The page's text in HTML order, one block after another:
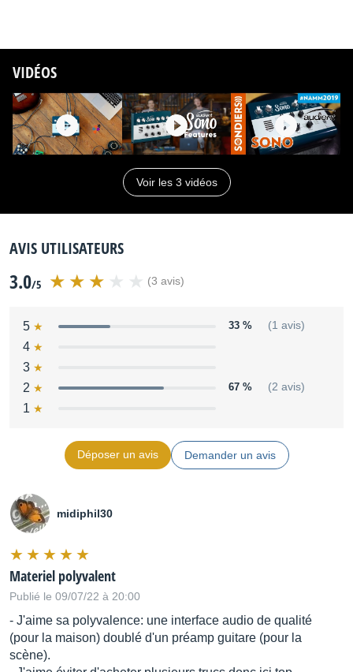
VIDÉOS
Voir les 3 vidéos
AVIS UTILISATEURS
3.0/5 (3 avis)
5 33 % (1 avis)
4
3
2
67 % (2 avis)
1
Déposer un avis Demander un avis
midiphil30
Materiel polyvalent
Publié le 09/07/22 à 20:00
- J'aime sa polyvalence: une interface audio de qualité
(pour la maison) doublé d'un préamp guitare (pour la
scène).